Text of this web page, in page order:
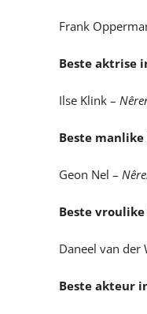
Frank
Beste aktrise
Ilse Klink –
Beste manlike
Geon Nel –
Beste
Daneel van der
Beste akteur